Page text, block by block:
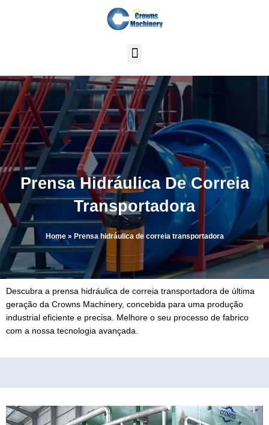
Prensa Hidráulica De Correia
Transportadora
Home» Prensa hidráulica de correia transportadora
Descubra a prensa hidráulica de correia transportadora de última
geração da Crowns Machinery, concebida para uma produção
industrial eficiente e precisa. Melhore o seu processo de fabrico
com a nossa tecnologia avançada.